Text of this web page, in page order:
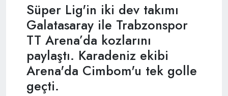
Süper Lig'in iki dev takımı
Galatasaray ile Trabzonspor
TT Arena’da kozlarını
paylaştı. Karadeniz ekibi
Arena'da Cimbom'u tek golle
geçti.